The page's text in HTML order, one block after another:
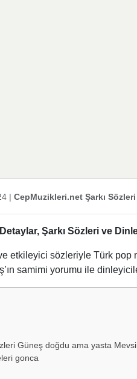
| CepMuzikleri.net Şarkı Sözleri
Şarkı Sözleri ve
etkileyici sözleriyle Türk pop
samimi yorumu ile
Güneş doğdu ama yasta
gonca